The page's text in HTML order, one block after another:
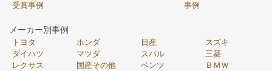
受賞事例
事例
メーカー別事例
トヨタ ホンダ 日産
スズキ
ダイハツ
マツダ スバル
三菱
レクサス
国産その他 ベンツ
ＢＭＷ